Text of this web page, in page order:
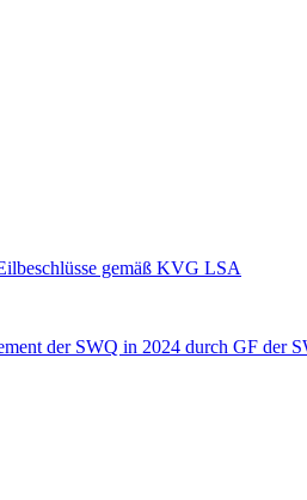
gemäß KVG LSA
der SWQ in 2024 durch GF der